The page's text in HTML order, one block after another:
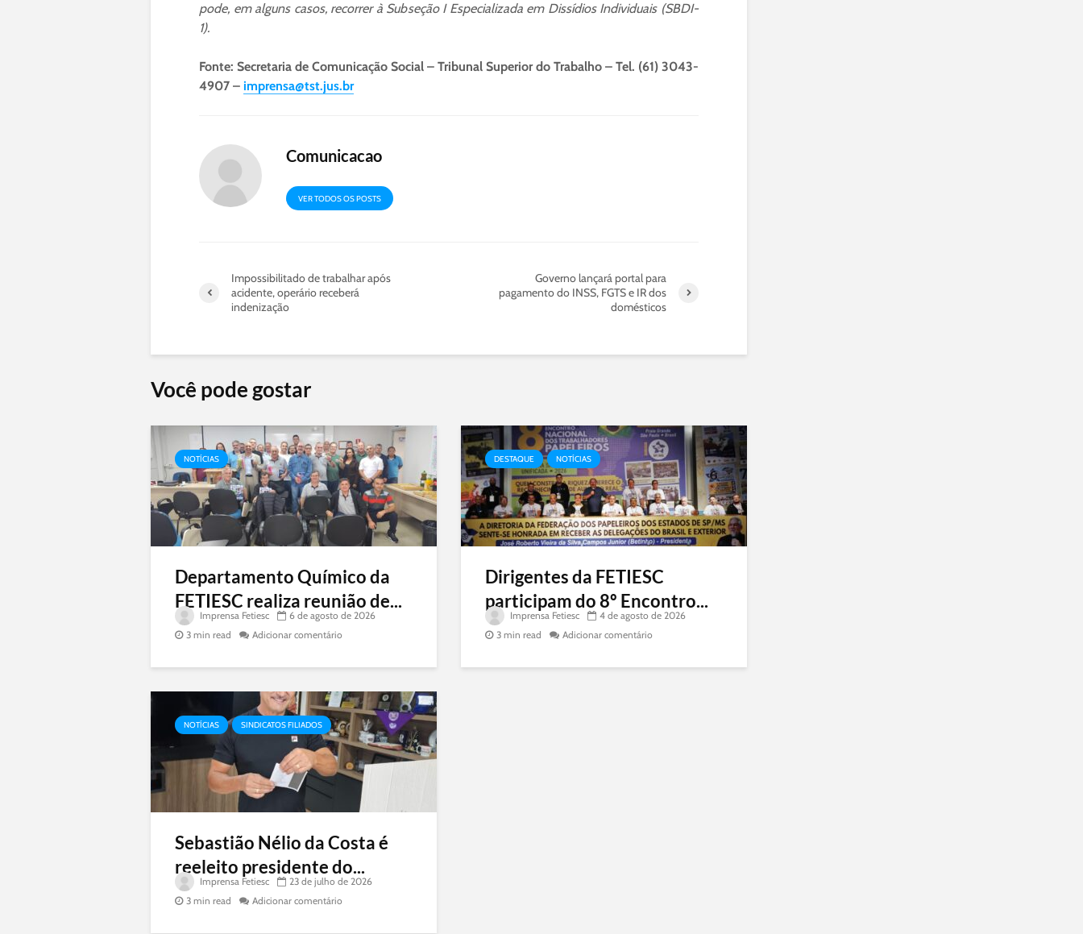
pode, em alguns casos, recorrer à Subseção I Especializada em Dissídios Individuais (SBDI-
1).
Fonte: Secretaria de Comunicação Social – Tribunal Superior do Trabalho – Tel. (61) 3043-
4907 – imprensa@tst.jus.br
Comunicacao
VER TODOS OS POSTS
Impossibilitado de trabalhar após
acidente, operário receberá
indenização
Governo lançará portal para
pagamento do INSS, FGTS e IR dos
domésticos
Você pode gostar
NOTÍCIAS
Departamento Químico da
FETIESC realiza reunião de...
Imprensa Fetiesc
6 de agosto de 2026
3 min read
Adicionar comentário
DESTAQUE NOTÍCIAS
Dirigentes da FETIESC
participam do 8º Encontro...
Imprensa Fetiesc
4 de agosto de 2026
3 min read
Adicionar comentário
NOTÍCIAS SINDICATOS FILIADOS
Sebastião Nélio da Costa é
reeleito presidente do...
Imprensa Fetiesc
23 de julho de 2026
3 min read
Adicionar comentário